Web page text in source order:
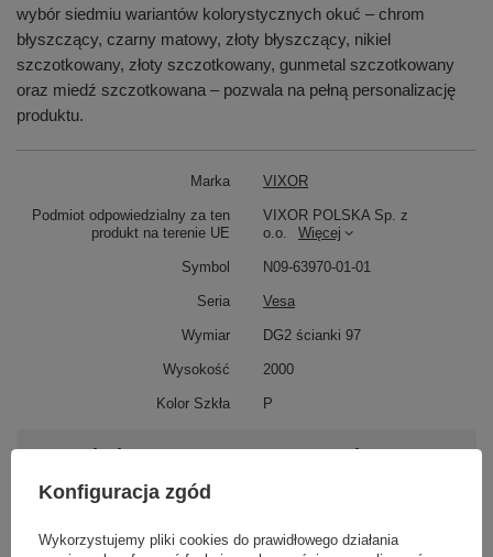
wybór siedmiu wariantów kolorystycznych okuć – chrom
błyszczący, czarny matowy, złoty błyszczący, nikiel
szczotkowany, złoty szczotkowany, gunmetal szczotkowany
oraz miedź szczotkowana – pozwala na pełną personalizację
produktu.
Marka VIXOR
Podmiot odpowiedzialny za ten
produkt na terenie UE
VIXOR POLSKA Sp. z
o.o.
Więcej
Symbol N09-63970-01-01
Seria Vesa
Wymiar DG2 ścianki 97
Wysokość 2000
Kolor Szkła P
Potrzebujesz pomocy? Masz pytania?
Zadaj pytanie a my odpowiemy niezwłocznie,
najciekawsze pytania i odpowiedzi publikując
Konfiguracja zgód
Wykorzystujemy pliki cookies do prawidłowego działania